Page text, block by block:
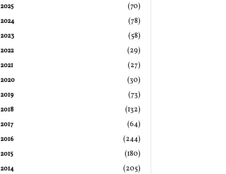
2025 (70)
2024 (78)
2023 (58)
2022 (29)
2021 (27)
2020 (30)
2019 (73)
2018 (132)
2017 (64)
2016 (244)
2015 (180)
2014 (205)